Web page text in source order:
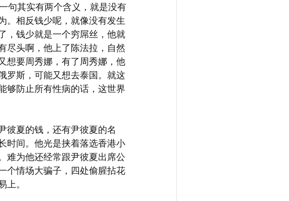
句其实有两个含义，就是没有
。相反钱少呢，就像没有发生
，钱少就是一个穷屌丝，他就
尽头啊，他上了陈法拉，自然
想要周秀娜，有了周秀娜，他
罗斯，可能又想去泰国。就这
够防止所有性病的话，这世界
彼夏的钱，还有尹彼夏的名
时间。他光是挟着落选香港小
难为他还经常跟尹彼夏出席公
个情场大骗子，四处偷腥拈花
。